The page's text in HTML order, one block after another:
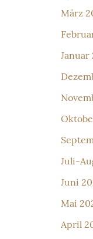
März
Januar
Juli-
Juni
Mai
April